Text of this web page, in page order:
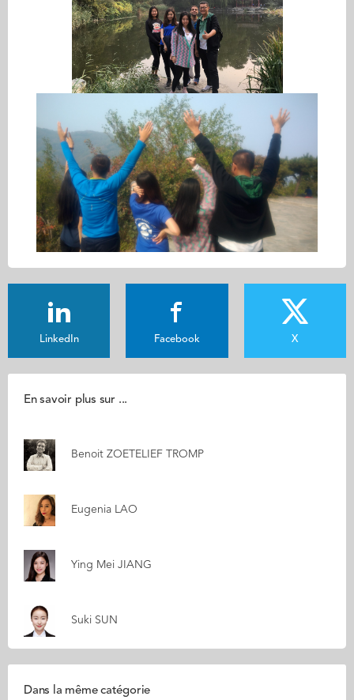
LinkedIn Facebook X
En savoir plus sur ...
Benoit ZOETELIEF TROMP
Eugenia LAO
Ying Mei JIANG
Suki SUN
Dans la même catégorie